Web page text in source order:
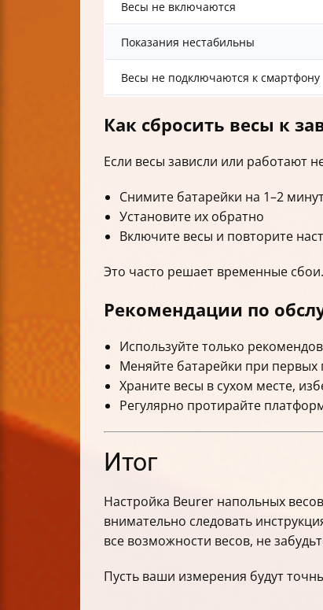
Весы не включаются
Показания нестабильны
Весы не подключаются к смартфону
Как сбросить весы к
Если весы зависли или работают
Снимите батарейки на 1–2
Установите их обратно
Включите весы и повторите
Это часто решает временные сбои.
Рекомендации по
Используйте только
Меняйте батарейки при первых
Храните весы в сухом месте,
Регулярно протирайте
Итог
Настройка Beurer напольных
внимательно следовать
все возможности весов, не
Пусть ваши измерения будут